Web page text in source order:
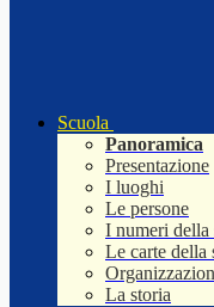
Scuola
Panoramica
Presentazione
I luoghi
Le persone
I numeri della
Le carte della
La storia